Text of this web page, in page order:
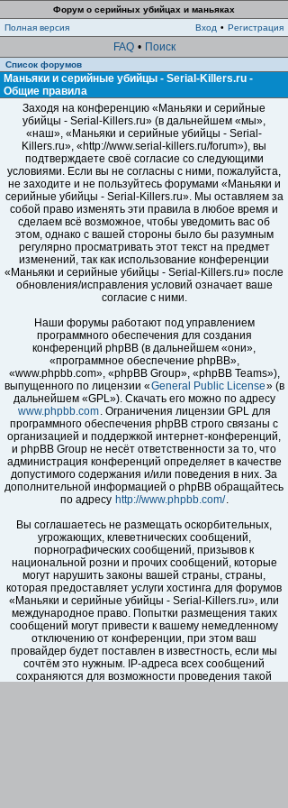
Форум о серийных убийцах и маньяках
Полная версия
Вход • Регистрация
FAQ • Поиск
Список форумов
Маньяки и серийные убийцы - Serial-Killers.ru -
Общие правила
Заходя на конференцию «Маньяки и серийные
убийцы - Serial-Killers.ru» (в дальнейшем «мы»,
«наш», «Маньяки и серийные убийцы - Serial-
Killers.ru», «http://www.serial-killers.ru/forum»), вы
подтверждаете своё согласие со следующими
условиями. Если вы не согласны с ними, пожалуйста,
не заходите и не пользуйтесь форумами «Маньяки и
серийные убийцы - Serial-Killers.ru». Мы оставляем за
собой право изменять эти правила в любое время и
сделаем всё возможное, чтобы уведомить вас об
этом, однако с вашей стороны было бы разумным
регулярно просматривать этот текст на предмет
изменений, так как использование конференции
«Маньяки и серийные убийцы - Serial-Killers.ru» после
обновления/исправления условий означает ваше
согласие с ними.
Наши форумы работают под управлением
программного обеспечения для создания
конференций phpBB (в дальнейшем «они»,
«программное обеспечение phpBB»,
«www.phpbb.com», «phpBB Group», «phpBB Teams»),
выпущенного по лицензии «General Public License» (в
дальнейшем «GPL»). Скачать его можно по адресу
www.phpbb.com. Ограничения лицензии GPL для
программного обеспечения phpBB строго связаны с
организацией и поддержкой интернет-конференций,
и phpBB Group не несёт ответственности за то, что
администрация конференций определяет в качестве
допустимого содержания и/или поведения в них. За
дополнительной информацией о phpBB обращайтесь
по адресу http://www.phpbb.com/.
Вы соглашаетесь не размещать оскорбительных,
угрожающих, клеветнических сообщений,
порнографических сообщений, призывов к
национальной розни и прочих сообщений, которые
могут нарушить законы вашей страны, страны,
которая предоставляет услуги хостинга для форумов
«Маньяки и серийные убийцы - Serial-Killers.ru», или
международное право. Попытки размещения таких
сообщений могут привести к вашему немедленному
отключению от конференции, при этом ваш
провайдер будет поставлен в известность, если мы
сочтём это нужным. IP-адреса всех сообщений
сохраняются для возможности проведения такой